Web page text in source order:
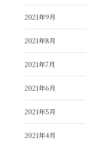
2021年9月
2021年8月
2021年7月
2021年6月
2021年5月
2021年4月